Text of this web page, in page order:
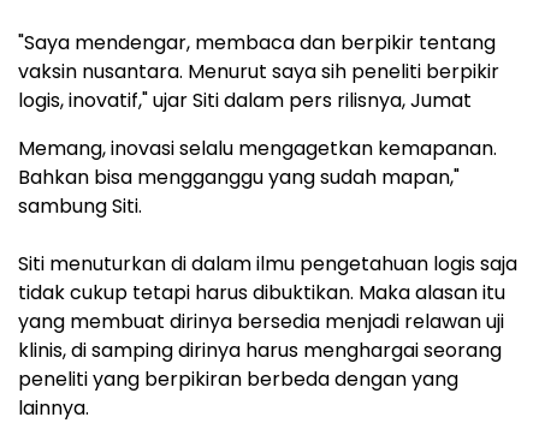
"Saya mendengar, membaca dan berpikir tentang
vaksin nusantara. Menurut saya sih peneliti berpikir
logis, inovatif," ujar Siti dalam pers rilisnya, Jumat
Memang, inovasi selalu mengagetkan kemapanan.
Bahkan bisa mengganggu yang sudah mapan,"
sambung Siti.
Siti menuturkan di dalam ilmu pengetahuan logis saja
tidak cukup tetapi harus dibuktikan. Maka alasan itu
yang membuat dirinya bersedia menjadi relawan uji
klinis, di samping dirinya harus menghargai seorang
peneliti yang berpikiran berbeda dengan yang
lainnya.